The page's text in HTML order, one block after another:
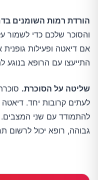
הורדת רמות השומנים
והסוכר שלכם כדי לשמור
אם דיאטה ופעילות
התייעצו עם הרופא בנוגע
שליטה על הסוכרת.
לעתים קרובות יחד. דיאטה
להתמודד עם שני
גבוהה, רופא יכול לרשום